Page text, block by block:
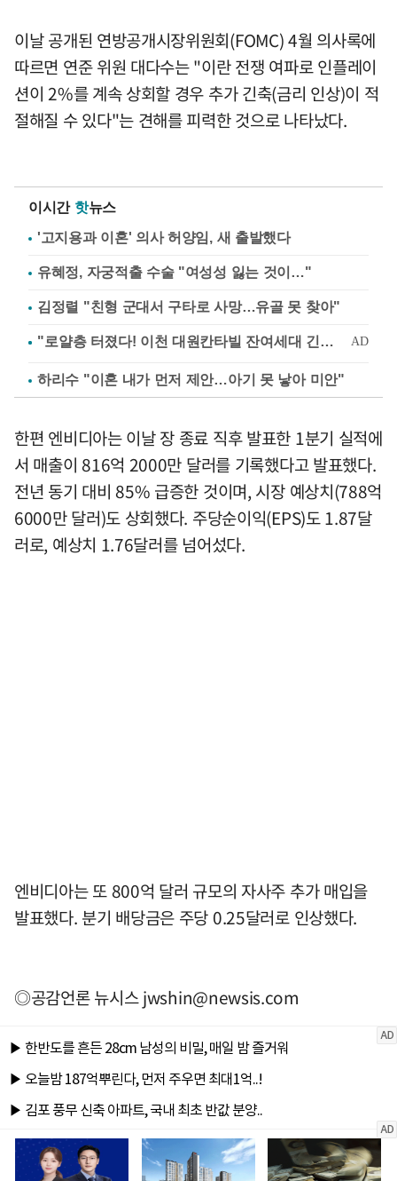
이날 공개된 연방공개시장위원회(FOMC) 4월 의사록에
따르면 연준 위원 대다수는 "이란 전쟁 여파로 인플레이
션이 2%를 계속 상회할 경우 추가 긴축(금리 인상)이 적
절해질 수 있다"는 견해를 피력한 것으로 나타났다.
이시간 핫뉴스
'고지용과 이혼' 의사 허양임, 새 출발했다
유혜정, 자궁적출 수술 "여성성 잃는 것이…"
김정렬 "친형 군대서 구타로 사망…유골 못 찾아"
하리수 "이혼 내가 먼저 제안…아기 못 낳아 미안"
한편 엔비디아는 이날 장 종료 직후 발표한 1분기 실적에
서 매출이 816억 2000만 달러를 기록했다고 발표했다.
전년 동기 대비 85% 급증한 것이며, 시장 예상치(788억
6000만 달러)도 상회했다. 주당순이익(EPS)도 1.87달
러로, 예상치 1.76달러를 넘어섰다.
엔비디아는 또 800억 달러 규모의 자사주 추가 매입을
발표했다. 분기 배당금은 주당 0.25달러로 인상했다.
◎공감언론 뉴시스jwshin@newsis.com